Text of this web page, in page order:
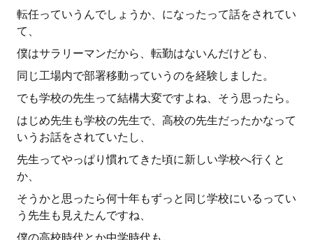
転任っていうんでしょうか、になったって話をされてい
て、
僕はサラリーマンだから、転勤はないんだけども、
同じ工場内で部署移動っていうのを経験しました。
でも学校の先生って結構大変ですよね、そう思ったら。
はじめ先生も学校の先生で、高校の先生だったかなって
いうお話をされていたし、
先生ってやっぱり慣れてきた頃に新しい学校へ行くと
か、
そうかと思ったら何十年もずっと同じ学校にいるってい
う先生も見えたんですね、